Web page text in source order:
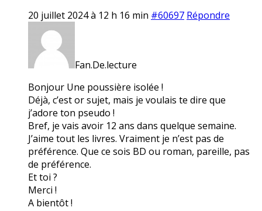
20 juillet 2024 à 12 h 16 min #60697 Répondre
Fan.De.lecture
Bonjour Une poussière isolée !
Déjà, c’est or sujet, mais je voulais te dire que
j’adore ton pseudo !
Bref, je vais avoir 12 ans dans quelque semaine.
J’aime tout les livres. Vraiment je n’est pas de
préférence. Que ce sois BD ou roman, pareille, pas
de préférence.
Et toi ?
Merci !
A bientôt !